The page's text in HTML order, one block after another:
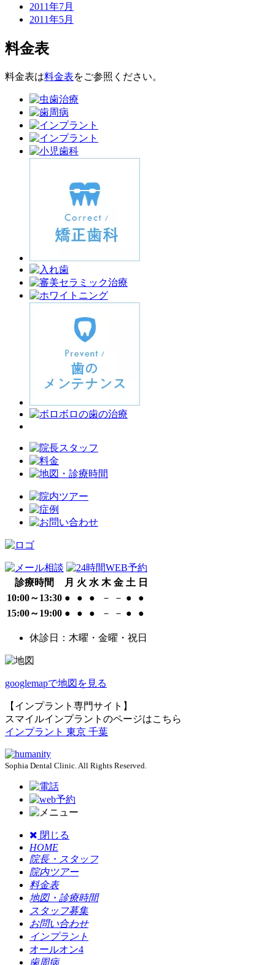
2011年7月
2011年5月
料金表
料金表は料金表をご参照ください。
診療時間 月 火 水 木 金 土 日
10:00～13:30 ● ● ● － － ●
●
15:00～19:00 ● ● ● － － ● ●
休診日：木曜・金曜・祝日
googlemapで地図を見る
【インプラント専門サイト】
スマイルインプラントのページはこちら
インプラント 東京 千葉
Sophia Dental Clinic. All Rights Reserved.
閉じる
HOME
院長・スタッフ
院内ツアー
料金表
地図・診療時間
スタッフ募集
お問い合わせ
インプラント
オールオン4
歯周病